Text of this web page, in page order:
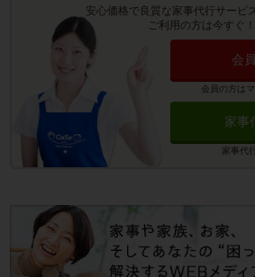
安心価格で良質な家事代行サービ
ご利用の方は今すぐ！
会
会員の方は
家事
家事代